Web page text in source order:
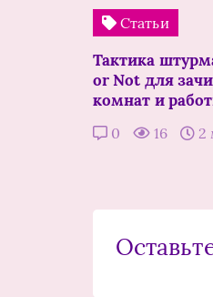
Статьи
Тактика
or Not для
комнат и
0 16 2